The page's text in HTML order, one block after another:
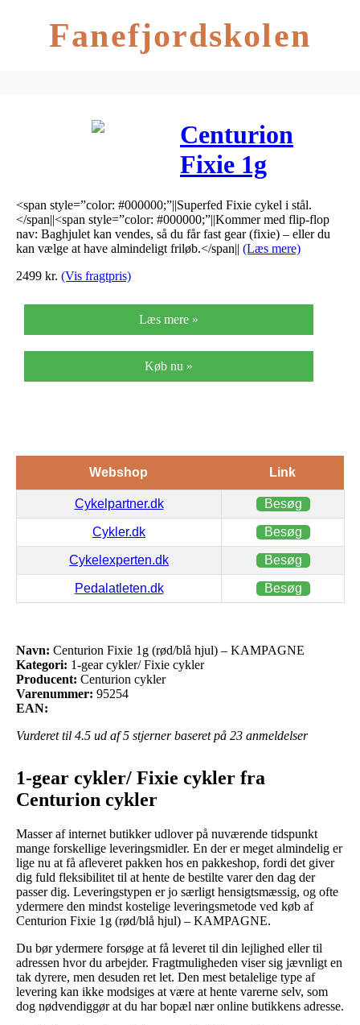
Fanefjordskolen
Centurion
Fixie 1g
(rød/blå hjul)
–
KAMPAGNE
<span style=”color: #000000;”||Superfed Fixie cykel i stål.
</span||<span style=”color: #000000;”||Kommer med flip-flop
nav: Baghjulet kan vendes, så du får fast gear (fixie) – eller du
kan vælge at have almindeligt friløb.</span|| (Læs mere)
2499 kr. (Vis fragtpris)
Læs mere »
Køb nu »
Webshop Link
Cykelpartner.dk Besøg
Cykler.dk Besøg
Cykelexperten.dk Besøg
Pedalatleten.dk Besøg
Navn: Centurion Fixie 1g (rød/blå hjul) – KAMPAGNE
Kategori: 1-gear cykler/ Fixie cykler
Producent: Centurion cykler
Varenummer: 95254
EAN:
Vurderet til 4.5 ud af 5 stjerner baseret på 23 anmeldelser
1-gear cykler/ Fixie cykler fra
Centurion cykler
Masser af internet butikker udlover på nuværende tidspunkt
mange forskellige leveringsmidler. En der er meget almindelig er
lige nu at få afleveret pakken hos en pakkeshop, fordi det giver
dig fuld fleksibilitet til at hente de bestilte varer den dag der
passer dig. Leveringstypen er jo særligt hensigtsmæssig, og ofte
ydermere den mindst kostelige leveringsmetode ved køb af
Centurion Fixie 1g (rød/blå hjul) – KAMPAGNE.
Du bør ydermere forsøge at få leveret til din lejlighed eller til
adressen hvor du arbejder. Fragtmuligheden viser sig jævnligt en
tak dyrere, men desuden ret let. Den mest betalelige type af
levering kan ikke modsiges at være at hente varerne selv, som
dog nødvendiggør at du har bopæl nær online butikkens adresse.